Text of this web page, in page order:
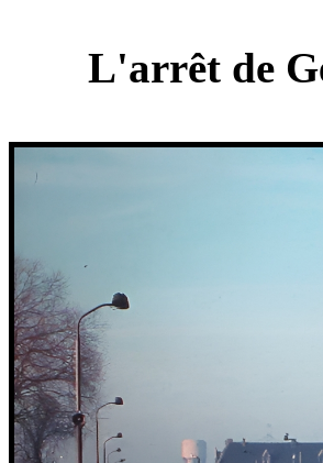
L'arrêt de